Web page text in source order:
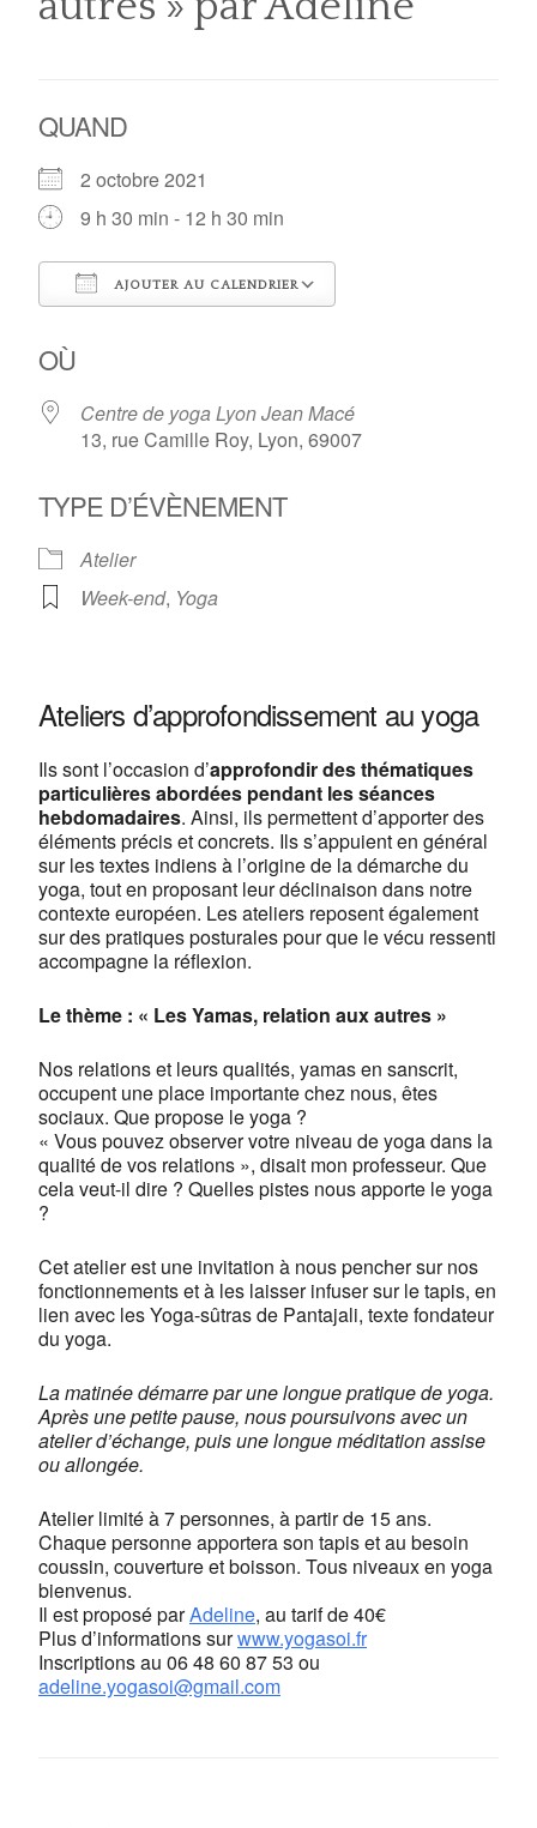
QUAND
2 octobre 2021
9 h 30 min - 12 h 30 min
AJOUTER AU CALENDRIER
OÙ
Centre de yoga Lyon Jean Macé
13, rue Camille Roy, Lyon, 69007
TYPE D’ÉVÈNEMENT
Atelier
Week-end, Yoga
Voir Évènements
Do you own this website? OK
Ateliers d’approfondissement au yoga
Ils sont l’occasion d’approfondir des thématiques
particulières abordées pendant les séances
hebdomadaires. Ainsi, ils permettent d’apporter des
éléments précis et concrets. Ils s’appuient en général
sur les textes indiens à l’origine de la démarche du
yoga, tout en proposant leur déclinaison dans notre
contexte européen. Les ateliers reposent également
sur des pratiques posturales pour que le vécu ressenti
accompagne la réflexion.
Le thème : « Les Yamas, relation aux autres »
Nos relations et leurs qualités, yamasen sanscrit,
occupent une place importante chez nous, êtes
sociaux. Que propose le yoga ?
« Vous pouvez observer votre niveau de yoga dans la
qualité de vos relations », disait mon professeur. Que
cela veut-il dire ? Quelles pistes nous apporte le yoga
?
Cet atelier est une invitation à nous pencher sur nos
fonctionnements et à les laisser infuser sur le tapis, en
lien avec lesYoga-sûtras de Pantajali, texte fondateur
du yoga.
La matinée démarre par une longue pratique de yoga.
Après une petite pause, nous poursuivons avec un
atelier d’échange, puis une longue méditation assise
ou allongée.
Atelier limité à 7 personnes, à partir de 15 ans.
Chaque personne apportera son tapis et au besoin
coussin, couverture et boisson. Tous niveaux en yoga
bienvenus.
Il est proposé parAdeline, au tarif de 40€
Plus d’informations surwww.yogasoi.fr
Inscriptions au 06 48 60 87 53 ou
adeline.yogasoi@gmail.com